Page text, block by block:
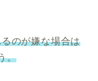
のが嫌な場合は
。